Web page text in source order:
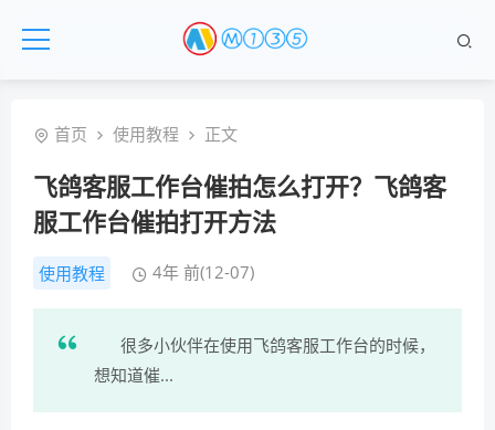
首页 使用教程 正文
飞鸽客服工作台催拍怎么打开？飞鸽客
服工作台催拍打开方法
使用教程 4年 前(12-07)
很多小伙伴在使用飞鸽客服工作台的时候，
想知道催...